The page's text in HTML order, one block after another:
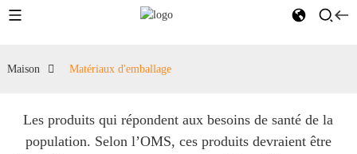
Maison Matériaux d'emballage
Les produits qui répondent aux besoins de santé de la
population. Selon l’OMS, ces produits devraient être